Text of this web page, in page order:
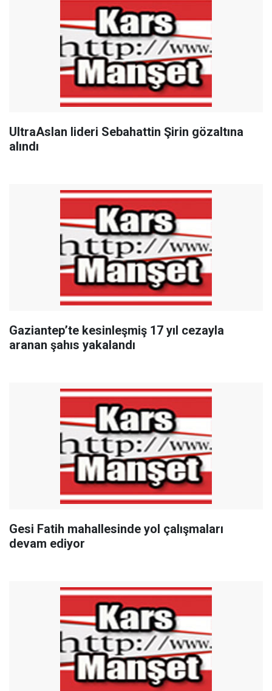
UltraAslan lideri Sebahattin Şirin gözaltına
alındı
Gaziantep’te kesinleşmiş 17 yıl cezayla
aranan şahıs yakalandı
Gesi Fatih mahallesinde yol çalışmaları
devam ediyor